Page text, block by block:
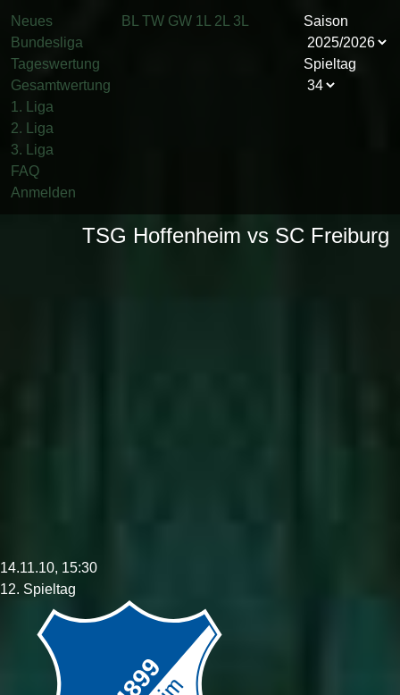
Neues
Bundesliga
Tageswertung
Gesamtwertung
1. Liga
2. Liga
3. Liga
FAQ
Anmelden
BL TW GW 1L 2L 3L Saison
Spieltag
TSG Hoffenheim vs SC Freiburg
14.11.10, 15:30
12. Spieltag